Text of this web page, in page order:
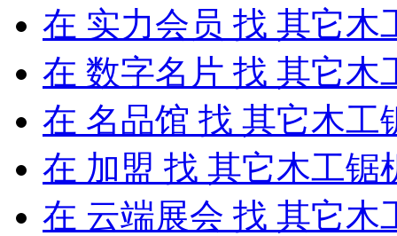
在 实力会员 找 其它木
在 数字名片 找 其它木
在 名品馆 找 其它木工
在 加盟 找 其它木工锯
在 云端展会 找 其它木